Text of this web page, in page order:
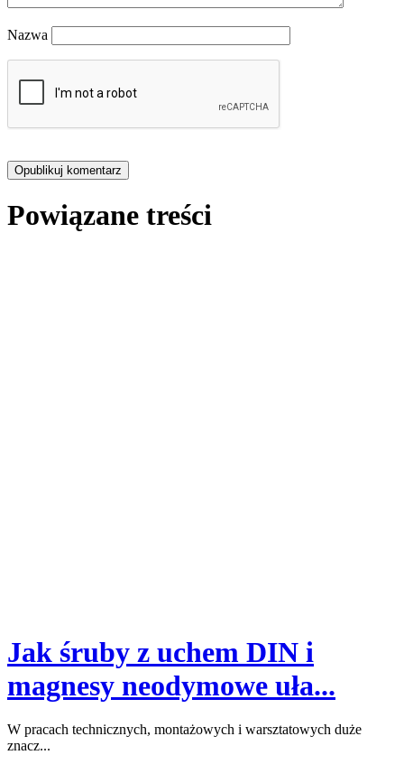
Nazwa
Powiązane treści
Jak śruby z uchem DIN i
magnesy neodymowe uła...
W pracach technicznych, montażowych i warsztatowych duże
znacz...